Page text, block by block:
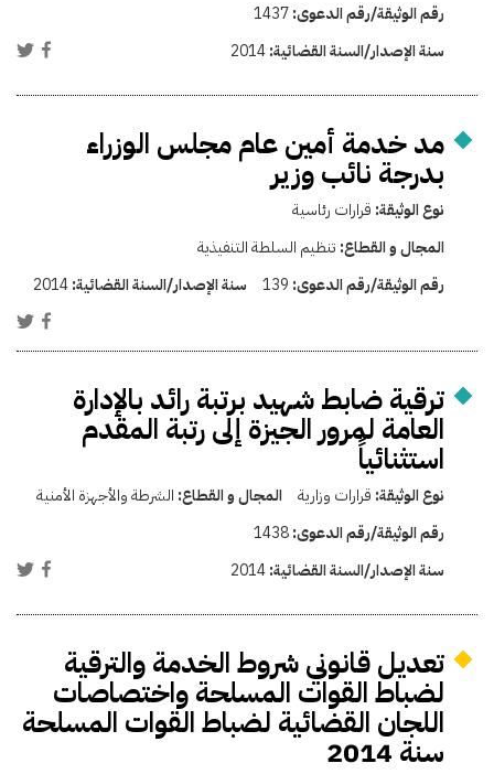
رقم الوثيقة/رقم الدعوى:1437
سنة الإصدار/السنة القضائية:2014
مد خدمة أمين عام مجلس الوزراء
بدرجة نائب وزير
نوع الوثيقة: قرارات رئاسية
المجال و القطاع: تنظيم السلطة التنفيذية
رقم الوثيقة/رقم الدعوى: 139 سنة الإصدار/السنة القضائية:2014
ترقية ضابط شهيد برتبة رائد بالإدارة
العامة لمرور الجيزة إلى رتبة المقدم
استثنائياً
نوع الوثيقة: قرارات وزارية المجال و القطاع: الشرطة والأجهزة الأمنية
رقم الوثيقة/رقم الدعوى:1438
سنة الإصدار/السنة القضائية:2014
تعديل قانوني شروط الخدمة والترقية
لضباط القوات المسلحة واختصاصات
اللجان القضائية لضباط القوات المسلحة
سنة 2014